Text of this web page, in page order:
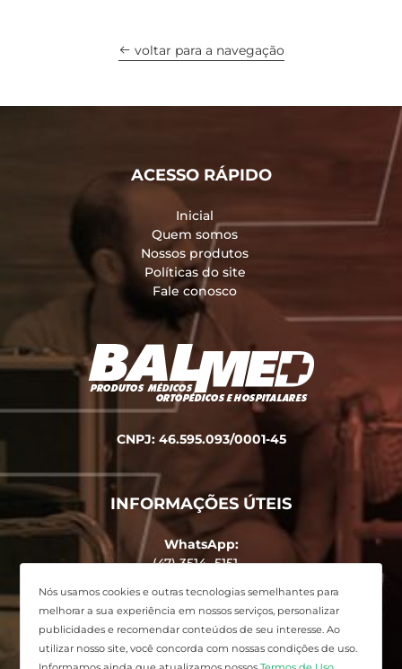
Nós usamos cookies e outras tecnologias semelhantes para
melhorar a sua experiência em nossos serviços, personalizar
publicidades e recomendar conteúdos de seu interesse. Ao
utilizar nosso site, você concorda com nossas condições de uso.
voltar para a navegação
ACESSO RÁPIDO
Inicial
Quem somos
Nossos produtos
Políticas do site
Fale conosco
CNPJ: 46.595.093/0001-45
INFORMAÇÕES ÚTEIS
WhatsApp:
(47) 3514 -5151
Avenida Alvin Bauer, 455 - Centro,
Balneário Camboriú - SC